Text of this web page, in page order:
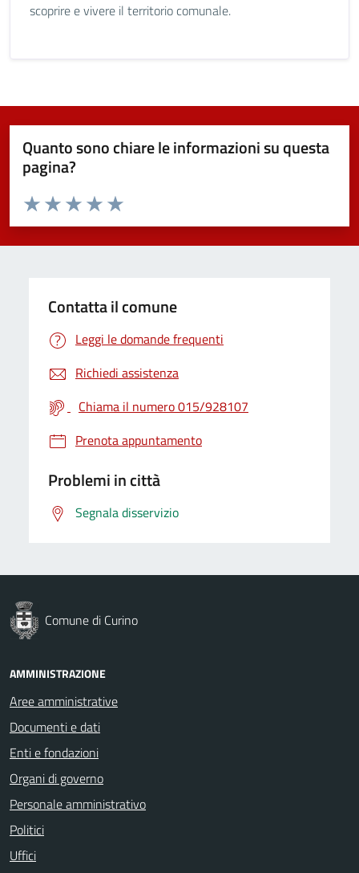
scoprire e vivere il territorio comunale.
Quanto sono chiare le informazioni su questa
pagina?
Valuta da 1 a 5 stelle la pagina
Valuta 5 stelle su 5
Valuta 4 stelle su 5
Valuta 3 stelle su 5
Valuta 2 stelle su 5
Valuta 1 stelle su 5
Contatta il comune
Leggi le domande frequenti
Richiedi assistenza
Chiama il numero 015/928107
Prenota appuntamento
Problemi in città
Segnala disservizio
Comune di Curino
AMMINISTRAZIONE
Aree amministrative
Documenti e dati
Enti e fondazioni
Organi di governo
Personale amministrativo
Politici
Uffici